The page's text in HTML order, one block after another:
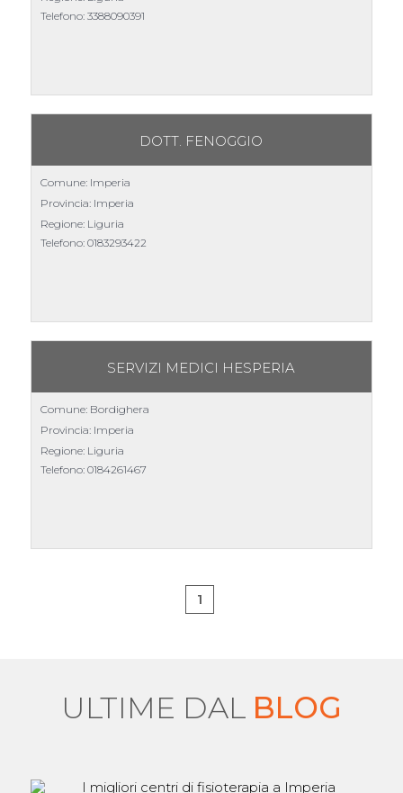
Telefono: 3388090391
DOTT. FENOGGIO
Comune: Imperia
Provincia: Imperia
Regione: Liguria
Telefono: 0183293422
SERVIZI MEDICI HESPERIA
Comune: Bordighera
Provincia: Imperia
Regione: Liguria
Telefono: 0184261467
1
ULTIME DAL BLOG